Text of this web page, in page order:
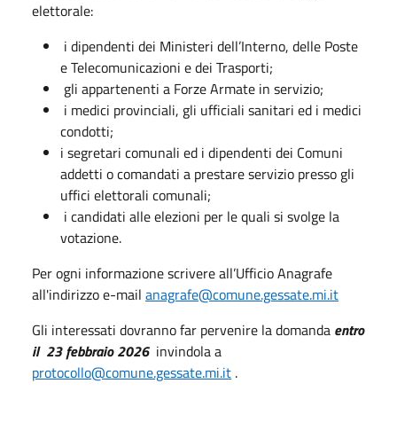
elettorale:
i dipendenti dei Ministeri dell’Interno, delle Poste
e Telecomunicazioni e dei Trasporti;
gli appartenenti a Forze Armate in servizio;
i medici provinciali, gli ufficiali sanitari ed i medici
condotti;
i segretari comunali ed i dipendenti dei Comuni
addetti o comandati a prestare servizio presso gli
uffici elettorali comunali;
i candidati alle elezioni per le quali si svolge la
votazione.
Per ogni informazione scrivere all’Ufficio Anagrafe
all'indirizzo e-mail anagrafe@comune.gessate.mi.it
Gli interessati dovranno far pervenire la domanda entro
il 23 febbraio 2026 invindola a
protocollo@comune.gessate.mi.it .